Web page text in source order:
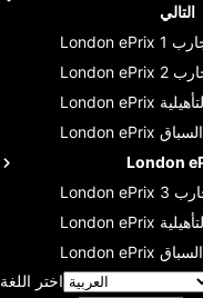
التالي
London ePrix
1
London ePrix
2
London ePrix
London ePrix السباق
London
London ePrix
3
London ePrix
London ePrix السباق
اختر اللغة